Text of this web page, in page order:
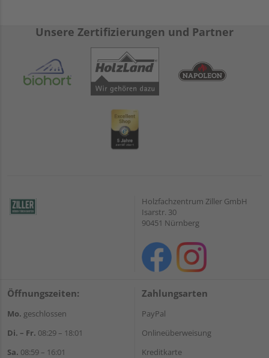
Unsere Zertifizierungen und Partner
Holzfachzentrum Ziller GmbH
Isarstr. 30
90451 Nürnberg
Öffnungszeiten:
Mo. geschlossen
Di. – Fr. 08:29 – 18:01
Sa. 08:59 – 16:01
Zahlungsarten
PayPal
Onlineüberweisung
Kreditkarte